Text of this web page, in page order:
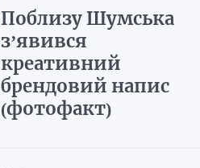
Поблизу Шумська
з’явився
креативний
брендовий напис
(фотофакт)